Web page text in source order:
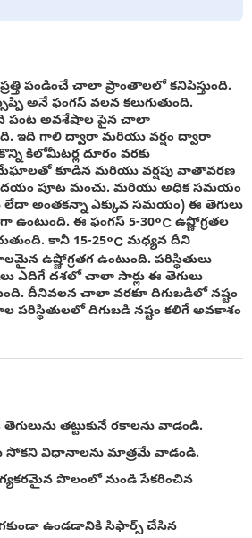
పండించే చాలా ప్రాంతాలలో కనిపిస్తుంది.
అనే ఫంగస్ వలన కలుగుతుంది.
పంట అవశేషాల పైన చాలా
ఇది గాలి ద్వారా మరియు వర్షం ద్వారా
కిలోమీటర్ల దూరం వరకు
మేఘాలతో కూడిన మరియు వర్షపు వాతావరణ
ఉదయం పూట మంచు. మరియు అధిక సమయం
లేదా అంతకన్నా ఎక్కువ సమయం) ఈ తెగులు
ఉంటుంది. ఈ ఫంగస్ 5-30°C ఉష్ణోగ్రతల
కానీ 15-25°C మధ్యన దీని
ఉష్ణోగ్రతగ ఉంటుంది. పరిస్థితులు
ఎదిగే దశలో చాలా సార్లు ఈ తెగులు
దీనివలన చాలా వరకూ దిగుబడిలో నష్టం
పరిస్థితులలో దిగుబడి నష్టం కలిగే అవకాశం
తట్టుకునే రకాలను వాడండి.
సోకని విధానాలను మాత్రమే వాడండి.
పొలంలో నుండి సేకరించిన
ఉండడానికి సిఫార్స్ చేసిన